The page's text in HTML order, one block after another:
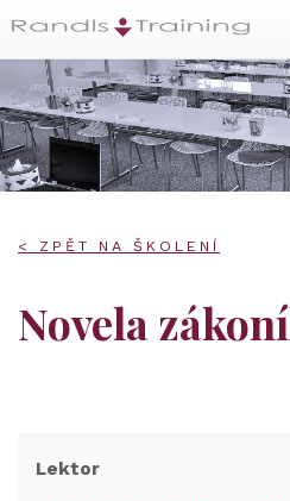
< ZPĚT NA ŠKOLENÍ
Novela
Lektor